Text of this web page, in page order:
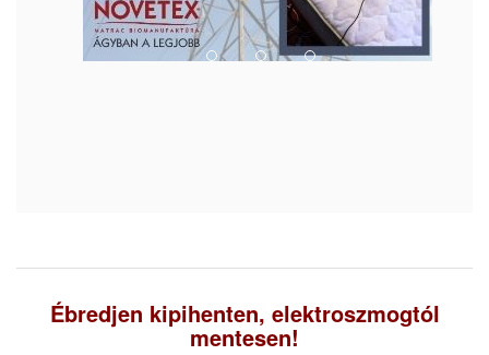
Ébredjen kipihenten, elektroszmogtól
mentesen!